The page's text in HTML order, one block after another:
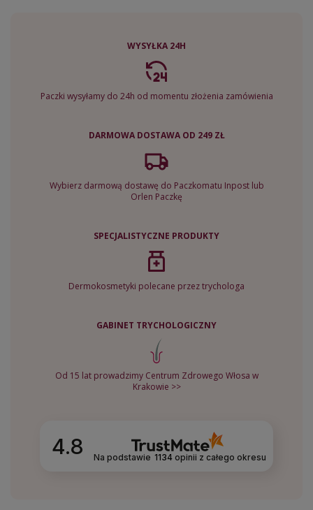
WYSYŁKA 24H
Paczki wysyłamy do 24h od momentu złożenia zamówienia
DARMOWA DOSTAWA OD 249 ZŁ
Wybierz darmową dostawę do Paczkomatu Inpost lub
Orlen Paczkę
SPECJALISTYCZNE PRODUKTY
Dermokosmetyki polecane przez trychologa
GABINET TRYCHOLOGICZNY
Od 15 lat prowadzimy Centrum Zdrowego Włosa w
Krakowie >>
4.8 Na podstawie 1134opinii z całego okresu